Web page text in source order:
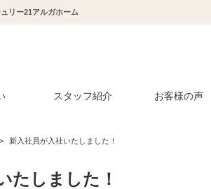
リー21アルガホーム
スタッフ紹介 お客様の声
> 新入社員が入社いたしました！
たしました！